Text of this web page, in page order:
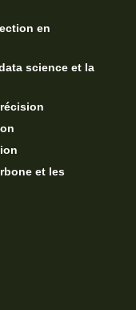
en
science et la
et les